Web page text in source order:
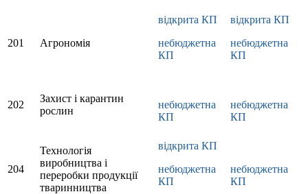
201 Агрономія
відкрита КП
небюджетна
КП
відкрита КП
небюджетна
КП
202
Захист і карантин
рослин
небюджетна
КП
небюджетна
КП
204
Технологія
виробництва і
переробки продукції
тваринництва
відкрита КП
небюджетна
КП
небюджетна
КП